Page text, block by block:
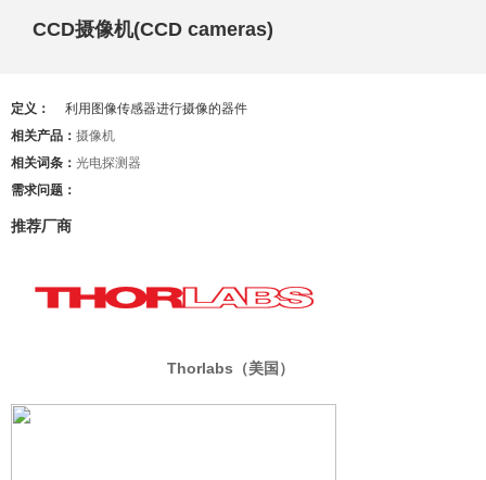
CCD摄像机(CCD cameras)
定义：
利用图像传感器进行摄像的器件
相关产品： 摄像机
相关词条： 光电探测器
需求问题：
推荐厂商
Thorlabs（美国）